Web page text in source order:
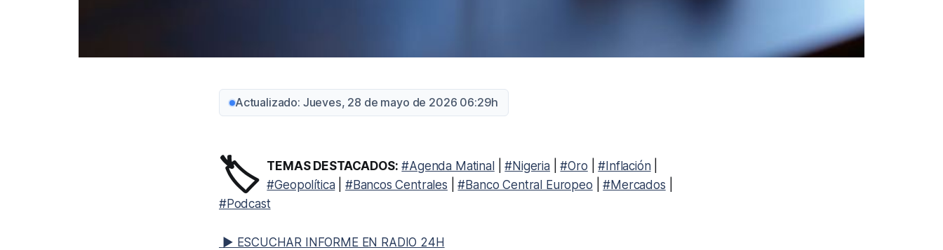
Actualizado: Jueves, 28 de mayo de 2026 06:29h
🏷️ TEMAS DESTACADOS: #Agenda Matinal |#Nigeria|#Oro |#Inflación|
#Geopolítica| #Bancos Centrales |#Banco Central Europeo |#Mercados
#Podcast
▶ ESCUCHAR INFORME EN RADIO 24H